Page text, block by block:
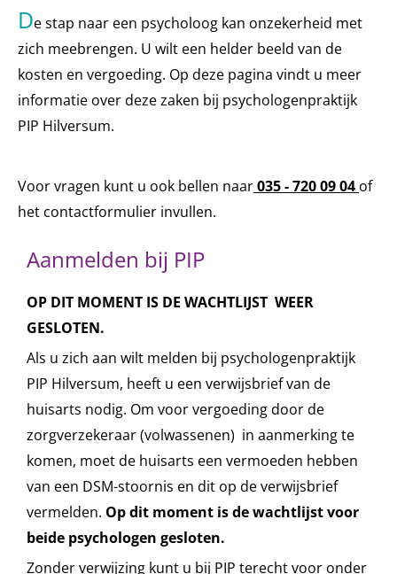
De stap naar een psycholoog kan onzekerheid met
zich meebrengen. U wilt een helder beeld van de
kosten en vergoeding. Op deze pagina vindt u meer
informatie over deze zaken bij psychologenpraktijk
PIP Hilversum.
Voor vragen kunt u ook bellen naar035 - 720 09 04 of
het contactformulier invullen.
Aanmelden bij PIP
OP DIT MOMENT IS DE WACHTLIJST WEER
GESLOTEN.
Als u zich aan wilt melden bij psychologenpraktijk
PIP Hilversum, heeft u een verwijsbrief van de
huisarts nodig. Om voor vergoeding door de
zorgverzekeraar (volwassenen) in aanmerking te
komen, moet de huisarts een vermoeden hebben
van een DSM-stoornis en dit op de verwijsbrief
vermelden. Op dit moment is de wachtlijst voor
beide psychologen gesloten.
Zonder verwijzing kunt u bij PIP terecht voor onder